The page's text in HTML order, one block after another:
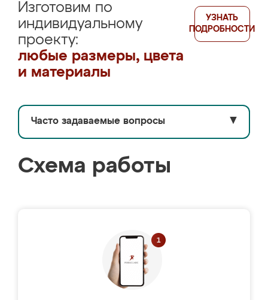
Изготовим по
индивидуальному
проекту:
любые размеры, цвета
и материалы
УЗНАТЬ
ПОДРОБНОСТИ
Часто задаваемые вопросы ▼
Схема работы